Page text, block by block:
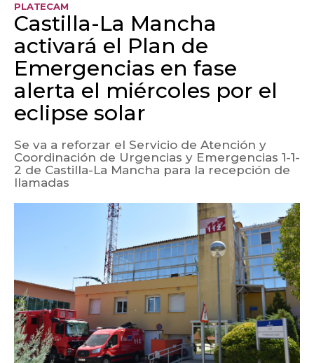
PLATECAM
Castilla-La Mancha
activará el Plan de
Emergencias en fase
alerta el miércoles por el
eclipse solar
Se va a reforzar el Servicio de Atención y
Coordinación de Urgencias y Emergencias 1-1-
2 de Castilla-La Mancha para la recepción de
llamadas